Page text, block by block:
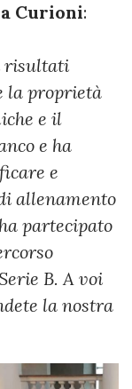
Curioni:
risultati
la proprietà
e il
e ha
e
allenamento
partecipato
B. A voi
la nostra